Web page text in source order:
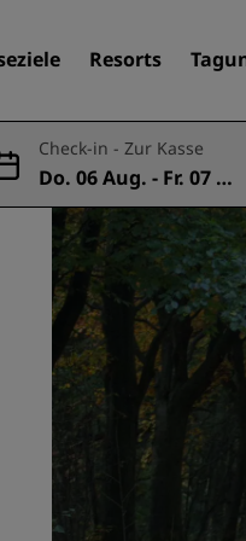
Resorts
Check-in - Zur Kasse
Do. 06 Aug. - Fr. 07 A
ug.